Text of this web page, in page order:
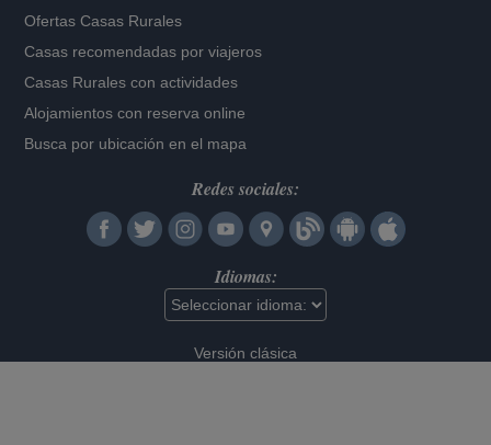
Ofertas Casas Rurales
Casas recomendadas por viajeros
Casas Rurales con actividades
Alojamientos con reserva online
Busca por ubicación en el mapa
Redes sociales:
Idiomas:
Versión clásica